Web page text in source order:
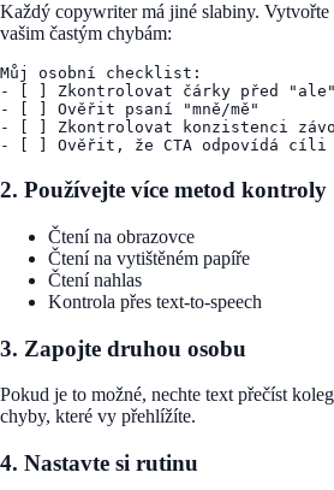
Každý copywriter má jiné slabiny.
vašim častým chybám:
Můj osobní checklist:
- [ ] Zkontrolovat čárky před
- [ ] Ověřit psaní "mně/mě"
- [ ] Zkontrolovat konzistenci
2. Používejte více metod kontroly
Čtení na obrazovce
Čtení na vytištěném papíře
Čtení nahlas
Kontrola přes text-to-speech
3. Zapojte druhou osobu
Pokud je to možné, nechte text přečíst
chyby, které vy přehlížíte.
4. Nastavte si rutinu